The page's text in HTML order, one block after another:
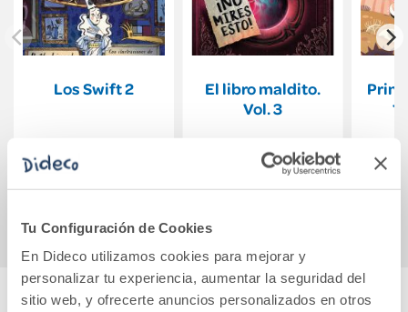
Tu Configuración de Cookies
En Dideco utilizamos cookies para mejorar y
personalizar tu experiencia, aumentar la seguridad del
sitio web, y ofrecerte anuncios personalizados en otros
Los Swift 2
15,95€
Comprar
El libro maldito.
Vol. 3
12,00€
Comprar